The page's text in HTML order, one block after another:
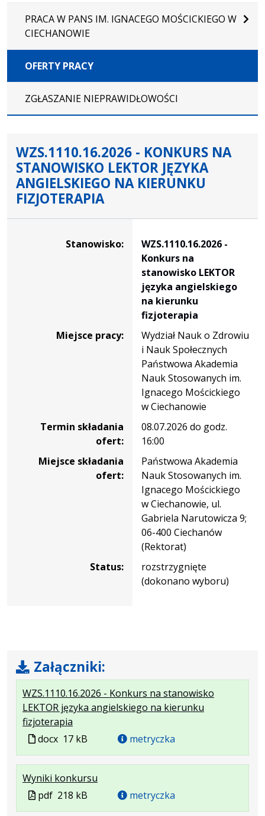
PRACA W PANS IM. IGNACEGO MOŚCICKIEGO W
CIECHANOWIE
OFERTY PRACY
ZGŁASZANIE NIEPRAWIDŁOWOŚCI
WZS.1110.16.2026 - KONKURS NA
STANOWISKO LEKTOR JĘZYKA
ANGIELSKIEGO NA KIERUNKU
FIZJOTERAPIA
Stanowisko:
WZS.1110.16.2026 -
Konkurs na
stanowisko LEKTOR
języka angielskiego
na kierunku
fizjoterapia
Miejsce pracy:
Wydział Nauk o Zdrowiu
i Nauk Społecznych
Państwowa Akademia
Nauk Stosowanych im.
Ignacego Mościckiego
w Ciechanowie
Termin składania
ofert:
08.07.2026 do godz.
16:00
Miejsce składania
ofert:
Państwowa Akademia
Nauk Stosowanych im.
Ignacego Mościckiego
w Ciechanowie, ul.
Gabriela Narutowicza 9;
06-400 Ciechanów
(Rektorat)
Status:
rozstrzygnięte
(dokonano wyboru)
Załączniki:
WZS.1110.16.2026 - Konkurs na stanowisko
LEKTOR języka angielskiego na kierunku
fizjoterapia
Plik
formacie:
docx
Rozmiar
17
kB
Plik
w
formacie
docx 17 kB metryczka
Wyniki konkursu
Rozmiar
Otwiera
Plik
w
pdf 218 kB metryczka